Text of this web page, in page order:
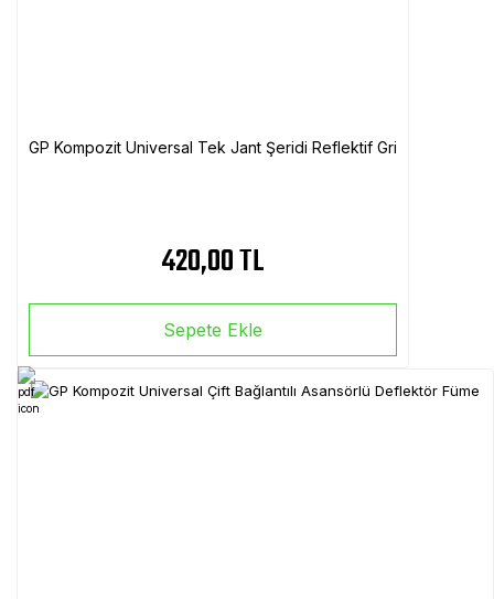
GP Kompozit Universal Tek Jant Şeridi Reflektif Gri
420,00 TL
Sepete Ekle